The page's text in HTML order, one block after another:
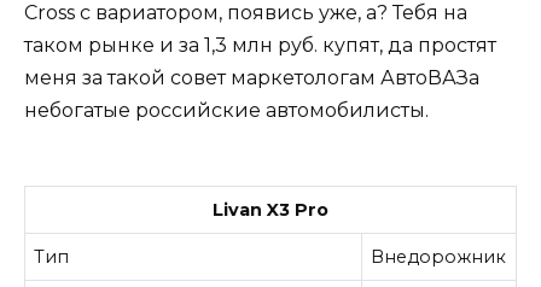
Cross с вариатором, появись уже, а? Тебя на
таком рынке и за 1,3 млн руб. купят, да простят
меня за такой совет маркетологам АвтоВАЗа
небогатые российские автомобилисты.
Livan X3 Pro
Тип Внедорожник